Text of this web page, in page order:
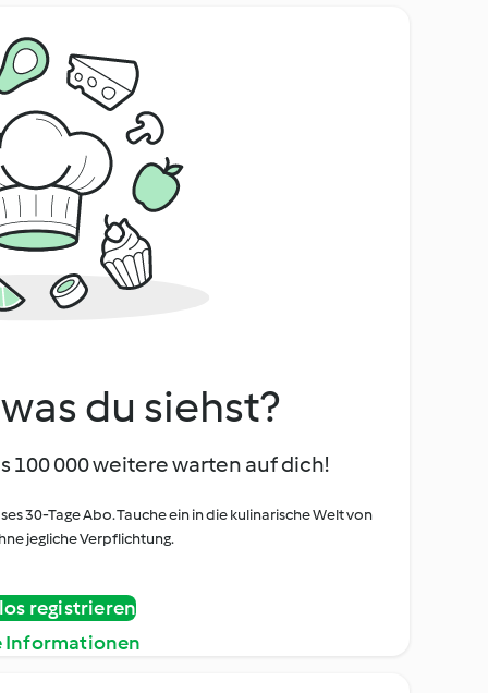
du siehst?
100 000 weitere warten auf dich!
30-Tage Abo. Tauche ein in die kulinarische Welt von
jegliche Verpflichtung.
registrieren
Informationen